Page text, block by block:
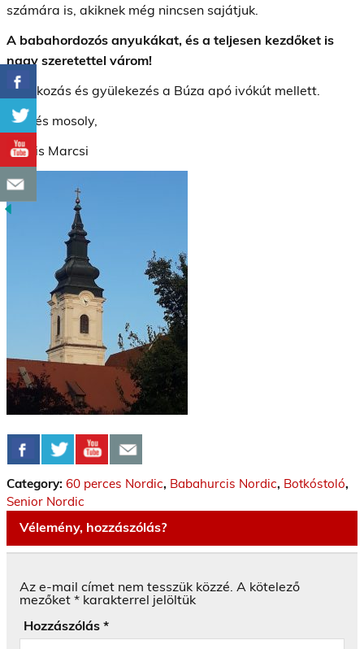
számára is, akiknek még nincsen sajátjuk.
A babahordozós anyukákat, és a teljesen kezdőket is
nagy szeretettel várom!
Találkozás és gyülekezés a Búza apó ivókút mellett.
Üdv és mosoly,
Kocsis Marcsi
Category: 60 perces Nordic, Babahurcis Nordic, Botkóstoló,
Senior Nordic
Vélemény, hozzászólás?
Az e-mail címet nem tesszük közzé. A kötelező
mezőket * karakterrel jelöltük
Hozzászólás *